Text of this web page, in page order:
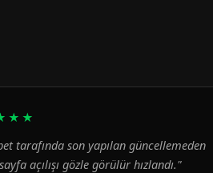
tarafında son yapılan güncellemeden
açılışı gözle görülür hızlandı."